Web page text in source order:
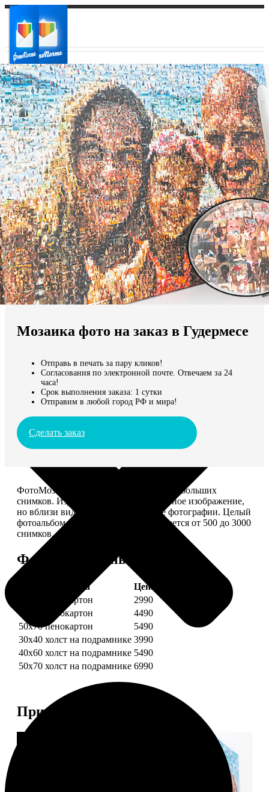
Ваш город:
Ваш регион доставки
Выберите из списка:
Мы доставляем по всему миру
Продолжить без города
Мозаика фото на заказ в Гудермесе
Отправь в печать за пару кликов!
Согласования по электронной почте. Отвечаем за 24
часа!
Срок выполнения заказа: 1 сутки
Отправим в любой город РФ и мира!
Сделать заказ
ФотоМозаика – это картина из сотен небольших
снимков. Издалека смотрится как единое изображение,
но вблизи видно, что это отдельные фотографии. Целый
фотоальбом в одной картине: помещается от 500 до 3000
снимков.
Форматы и цены
Услуга
Цена, руб.
30х40 пенокартон
2990
40х60 пенокартон
4490
50х70 пенокартон
5490
30х40 холст на подрамнике 3990
40х60 холст на подрамнике 5490
50х70 холст на подрамнике 6990
Примеры работ